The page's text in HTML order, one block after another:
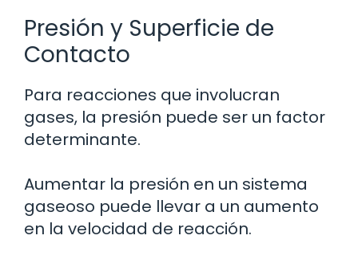
Presión y Superficie de
Contacto
Para reacciones que involucran
gases, la presión puede ser un factor
determinante.
Aumentar la presión en un sistema
gaseoso puede llevar a un aumento
en la velocidad de reacción.